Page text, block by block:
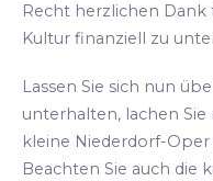
Recht herzlichen
Kultur finanziell zu
Lassen Sie sich nun
unterhalten, lachen Sie
kleine Niederdorf-
Beachten Sie auch die